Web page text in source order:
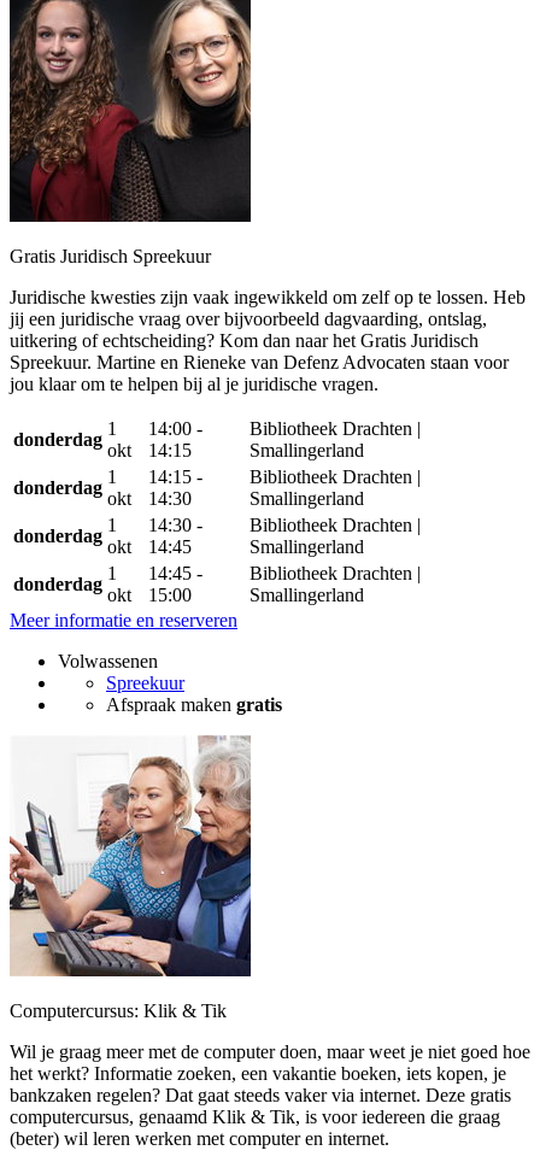
Gratis Juridisch Spreekuur
Juridische kwesties zijn vaak ingewikkeld om zelf op te lossen. Heb
jij een juridische vraag over bijvoorbeeld dagvaarding, ontslag,
uitkering of echtscheiding? Kom dan naar het Gratis Juridisch
Spreekuur. Martine en Rieneke van Defenz Advocaten staan voor
jou klaar om te helpen bij al je juridische vragen.
donderdag
1
okt
14:00 -
14:15
Bibliotheek Drachten |
Smallingerland
donderdag
1
okt
14:15 -
14:30
Bibliotheek Drachten |
Smallingerland
donderdag
1
okt
14:30 -
14:45
Bibliotheek Drachten |
Smallingerland
donderdag
1
okt
14:45 -
15:00
Bibliotheek Drachten |
Smallingerland
Meer informatie en reserveren
Volwassenen
Spreekuur
Afspraak maken gratis
Computercursus: Klik & Tik
Wil je graag meer met de computer doen, maar weet je niet goed hoe
het werkt? Informatie zoeken, een vakantie boeken, iets kopen, je
bankzaken regelen? Dat gaat steeds vaker via internet. Deze gratis
computercursus, genaamd Klik & Tik, is voor iedereen die graag
(beter) wil leren werken met computer en internet.